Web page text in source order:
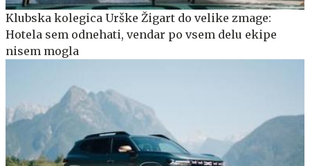
Klubska kolegica Urške Žigart do velike zmage:
Hotela sem odnehati, vendar po vsem delu ekipe
nisem mogla